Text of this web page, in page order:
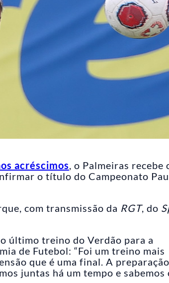
acréscimos, o Palmeiras recebe
o título do Campeonato
com transmissão da RGT, do
último treino do Verdão para a
de Futebol: “Foi um treino mais
que é uma final. A preparação
juntas há um tempo e sabemos